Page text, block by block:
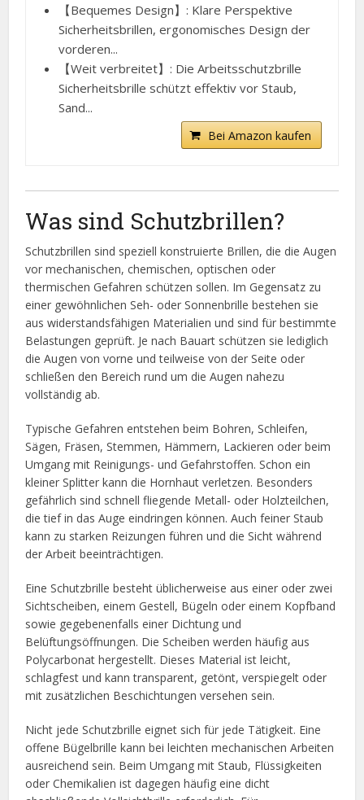
【Bequemes Design】: Klare Perspektive
Sicherheitsbrillen, ergonomisches Design der
vorderen...
【Weit verbreitet】: Die Arbeitsschutzbrille
Sicherheitsbrille schützt effektiv vor Staub,
Sand...
Bei Amazon kaufen
Was sind Schutzbrillen?
Schutzbrillen sind speziell konstruierte Brillen, die die Augen
vor mechanischen, chemischen, optischen oder
thermischen Gefahren schützen sollen. Im Gegensatz zu
einer gewöhnlichen Seh- oder Sonnenbrille bestehen sie
aus widerstandsfähigen Materialien und sind für bestimmte
Belastungen geprüft. Je nach Bauart schützen sie lediglich
die Augen von vorne und teilweise von der Seite oder
schließen den Bereich rund um die Augen nahezu
vollständig ab.
Typische Gefahren entstehen beim Bohren, Schleifen,
Sägen, Fräsen, Stemmen, Hämmern, Lackieren oder beim
Umgang mit Reinigungs- und Gefahrstoffen. Schon ein
kleiner Splitter kann die Hornhaut verletzen. Besonders
gefährlich sind schnell fliegende Metall- oder Holzteilchen,
die tief in das Auge eindringen können. Auch feiner Staub
kann zu starken Reizungen führen und die Sicht während
der Arbeit beeinträchtigen.
Eine Schutzbrille besteht üblicherweise aus einer oder zwei
Sichtscheiben, einem Gestell, Bügeln oder einem Kopfband
sowie gegebenenfalls einer Dichtung und
Belüftungsöffnungen. Die Scheiben werden häufig aus
Polycarbonat hergestellt. Dieses Material ist leicht,
schlagfest und kann transparent, getönt, verspiegelt oder
mit zusätzlichen Beschichtungen versehen sein.
Nicht jede Schutzbrille eignet sich für jede Tätigkeit. Eine
offene Bügelbrille kann bei leichten mechanischen Arbeiten
ausreichend sein. Beim Umgang mit Staub, Flüssigkeiten
oder Chemikalien ist dagegen häufig eine dicht